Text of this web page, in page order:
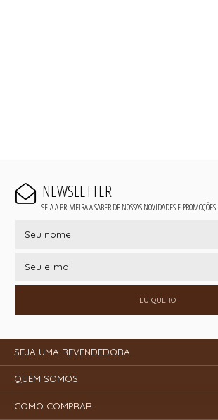
NEWSLETTER
SEJA A PRIMEIRA A SABER DE NOSSAS NOVIDADES E PROMOÇÕES!
EU QUERO
SEJA UMA REVENDEDORA
QUEM SOMOS
COMO COMPRAR